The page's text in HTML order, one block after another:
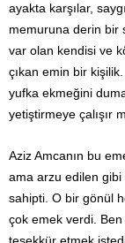
ayakta karşılar,
memuruna derin bir
var olan kendisi ve
çıkan emin bir
yufka ekmeğini
yetiştirmeye çalışır
Aziz Amcanın bu
ama arzu edilen gibi
sahipti. O bir gönül
çok emek verdi. Ben